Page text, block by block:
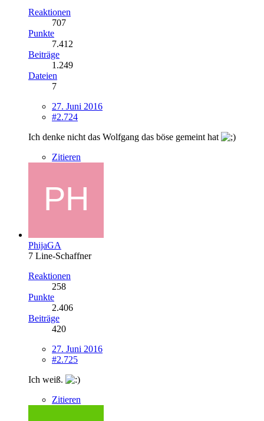
Reaktionen
707
Punkte
7.412
Beiträge
1.249
Dateien
7
27. Juni 2016
#2.724
Ich denke nicht das Wolfgang das böse gemeint hat
Zitieren
PhijaGA
7 Line-Schaffner
Reaktionen
258
Punkte
2.406
Beiträge
420
27. Juni 2016
#2.725
Ich weiß.
Zitieren